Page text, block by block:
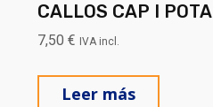
CALLOS CAP I POTA
7,50 € IVA incl.
Leer más